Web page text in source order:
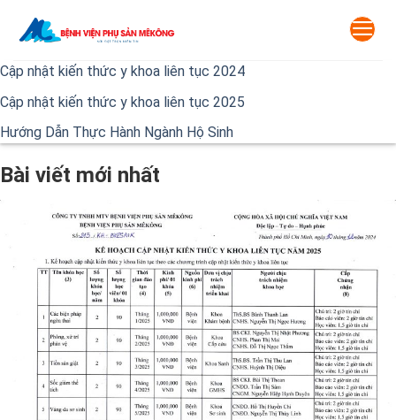
Cập nhật kiến thức y khoa liên tục 2024
Cập nhật kiến thức y khoa liên tục 2025
Hướng Dẫn Thực Hành Ngành Hộ Sinh
Bài viết mới nhất